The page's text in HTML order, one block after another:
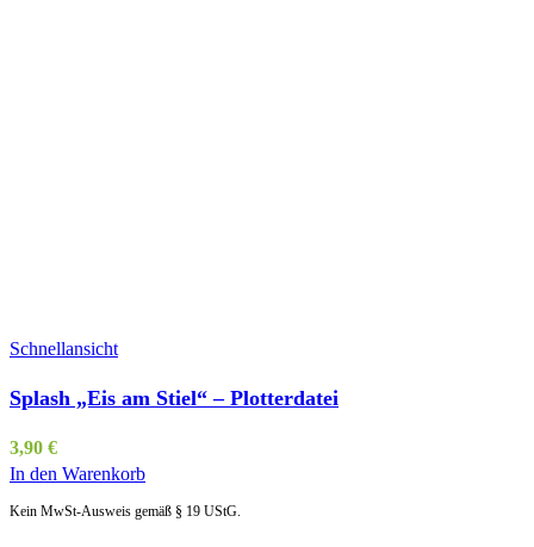
Schnellansicht
Splash „Eis am Stiel“ – Plotterdatei
3,90 €
In den Warenkorb
Kein MwSt-Ausweis gemäß § 19 UStG.